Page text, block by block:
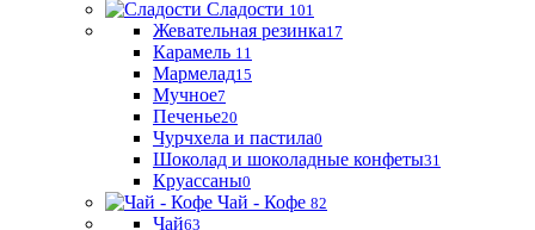
Сладости 101
Жевательная резинка17
Карамель 11
Мармелад15
Мучное7
Печенье20
Чурчхела и пастила0
Шоколад и шоколадные конфеты31
Круассаны0
Чай - Кофе 82
Чай63